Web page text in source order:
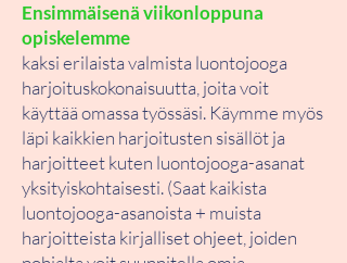
Ensimmäisenä viikonloppuna
opiskelemme
kaksi erilaista valmista luontojooga
harjoituskokonaisuutta, joita voit
käyttää omassa työssäsi. Käymme myös
läpi kaikkien harjoitusten sisällöt ja
harjoitteet kuten luontojooga-asanat
yksityiskohtaisesti. (Saat kaikista
luontojooga-asanoista + muista
harjoitteista kirjalliset ohjeet, joiden